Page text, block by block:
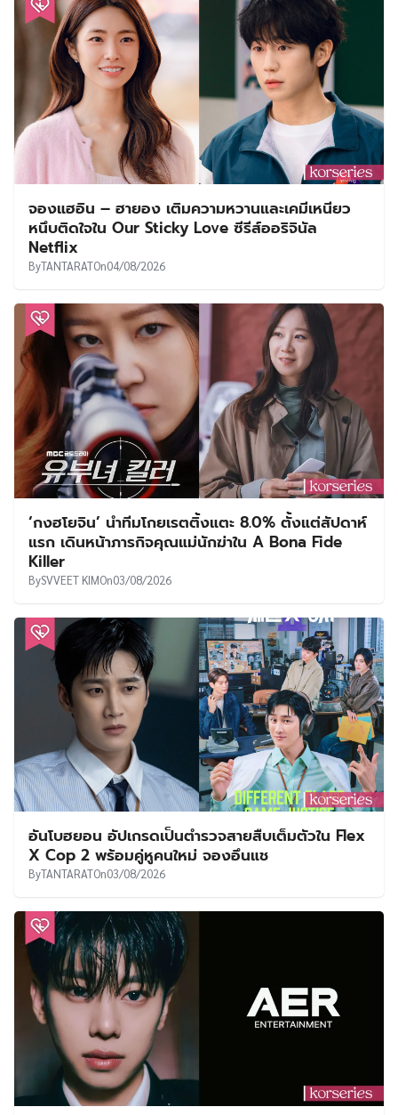
จองแฮอิน – ฮายอง เติมความหวานและเคมีเหนียว
หนึบติดใจใน Our Sticky Love ซีรีส์ออริจินัล
Netflix
ByTANTARATOn04/08/2026
‘กงฮโยจิน’ นำทีมโกยเรตติ้งแตะ 8.0% ตั้งแต่สัปดาห์
แรก เดินหน้าภารกิจคุณแม่นักฆ่าใน A Bona Fide
Killer
BySVVEET KIMOn03/08/2026
อันโบฮยอน อัปเกรดเป็นตำรวจสายสืบเต็มตัวใน Flex
X Cop 2 พร้อมคู่หูคนใหม่ จองอึนแช
ByTANTARATOn03/08/2026